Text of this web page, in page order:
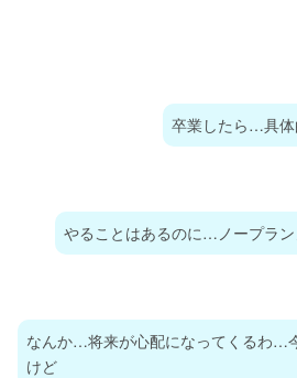
卒業したら…具体
やることはあるのに…ノープラ
なんか…将来が心配になってくるわ…
けど